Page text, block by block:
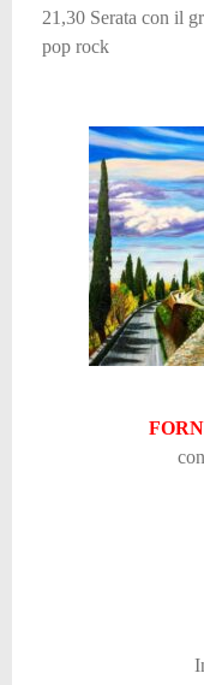
21,30 Serata con il
pop rock